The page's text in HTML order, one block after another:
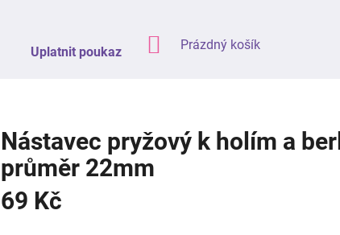
Uplatnit poukaz
NÁKUPNÍ
Prázdný košík
Nástavec pryžový k holím a
průměr 22mm
69 Kč